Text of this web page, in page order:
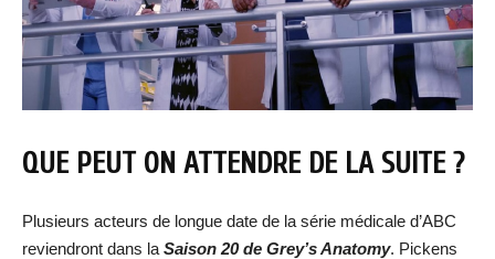
QUE PEUT ON ATTENDRE DE LA SUITE ?
Plusieurs acteurs de longue date de la série médicale d’ABC
reviendront dans la Saison 20 de Grey’s Anatomy. Pickens